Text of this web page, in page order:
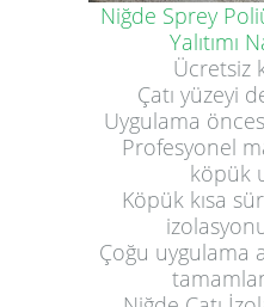
Niğde Sprey
Yalıtımı
Ücretsiz
Çatı yüzeyi
Uygulama
Profesyonel
köpük
Köpük kısa
Çoğu uygulama